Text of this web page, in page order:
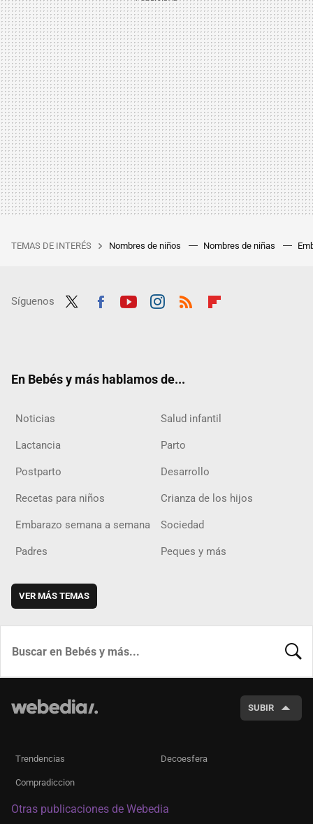
TEMAS DE INTERÉS Nombres de niños Nombres de niñas
Síguenos
En Bebés y más hablamos de...
Noticias Salud infantil
Lactancia Parto
Postparto Desarrollo
Recetas para niños Crianza de los hijos
Embarazo semana a semana Sociedad
Padres Peques y más
VER MÁS TEMAS
SUBIR
Trendencias Decoesfera
Compradiccion
Otras publicaciones de Webedia